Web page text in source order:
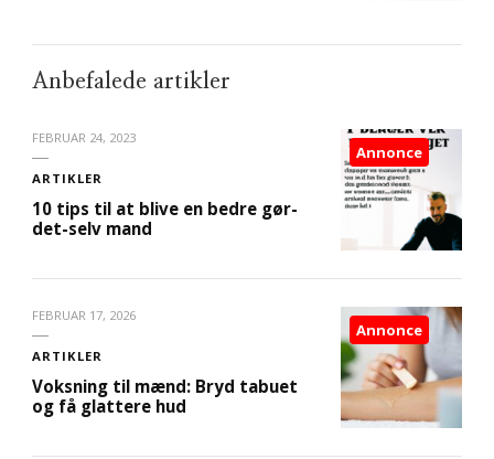
Anbefalede artikler
FEBRUAR 24, 2023
ARTIKLER
10 tips til at blive en bedre gør-
det-selv mand
Annonce
FEBRUAR 17, 2026
ARTIKLER
Voksning til mænd: Bryd tabuet
og få glattere hud
Annonce